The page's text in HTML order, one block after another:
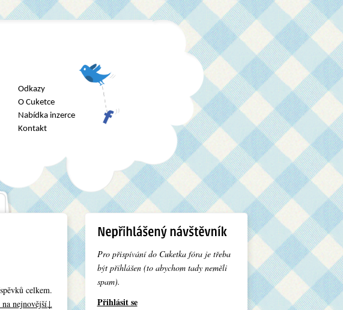
Odkazy
O Cuketce
Nabídka inzerce
Kontakt
celkem.
nejnovější↓
Pro přispívání do Cuketka fóra je třeba
být přihlášen (to abychom tady neměli
spam).
Přihlásit se